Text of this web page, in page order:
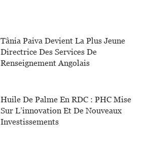
Tânia Paiva Devient La Plus Jeune
Directrice Des Services De
Renseignement Angolais
Huile De Palme En RDC : PHC Mise
Sur L’innovation Et De Nouveaux
Investissements